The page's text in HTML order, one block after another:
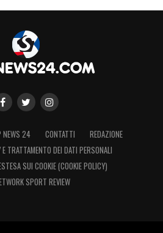
NEWS 24 CONTATTI
REDAZIONE
TRATTAMENTO DEI DATI PERSONALI
SUI COOKIE (COOKIE POLICY)
SPORT REVIEW